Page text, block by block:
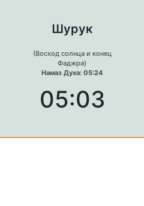
Шурук
(Восход солнца и конец
Фаджра)
Намаз Духа: 05:24
05:03